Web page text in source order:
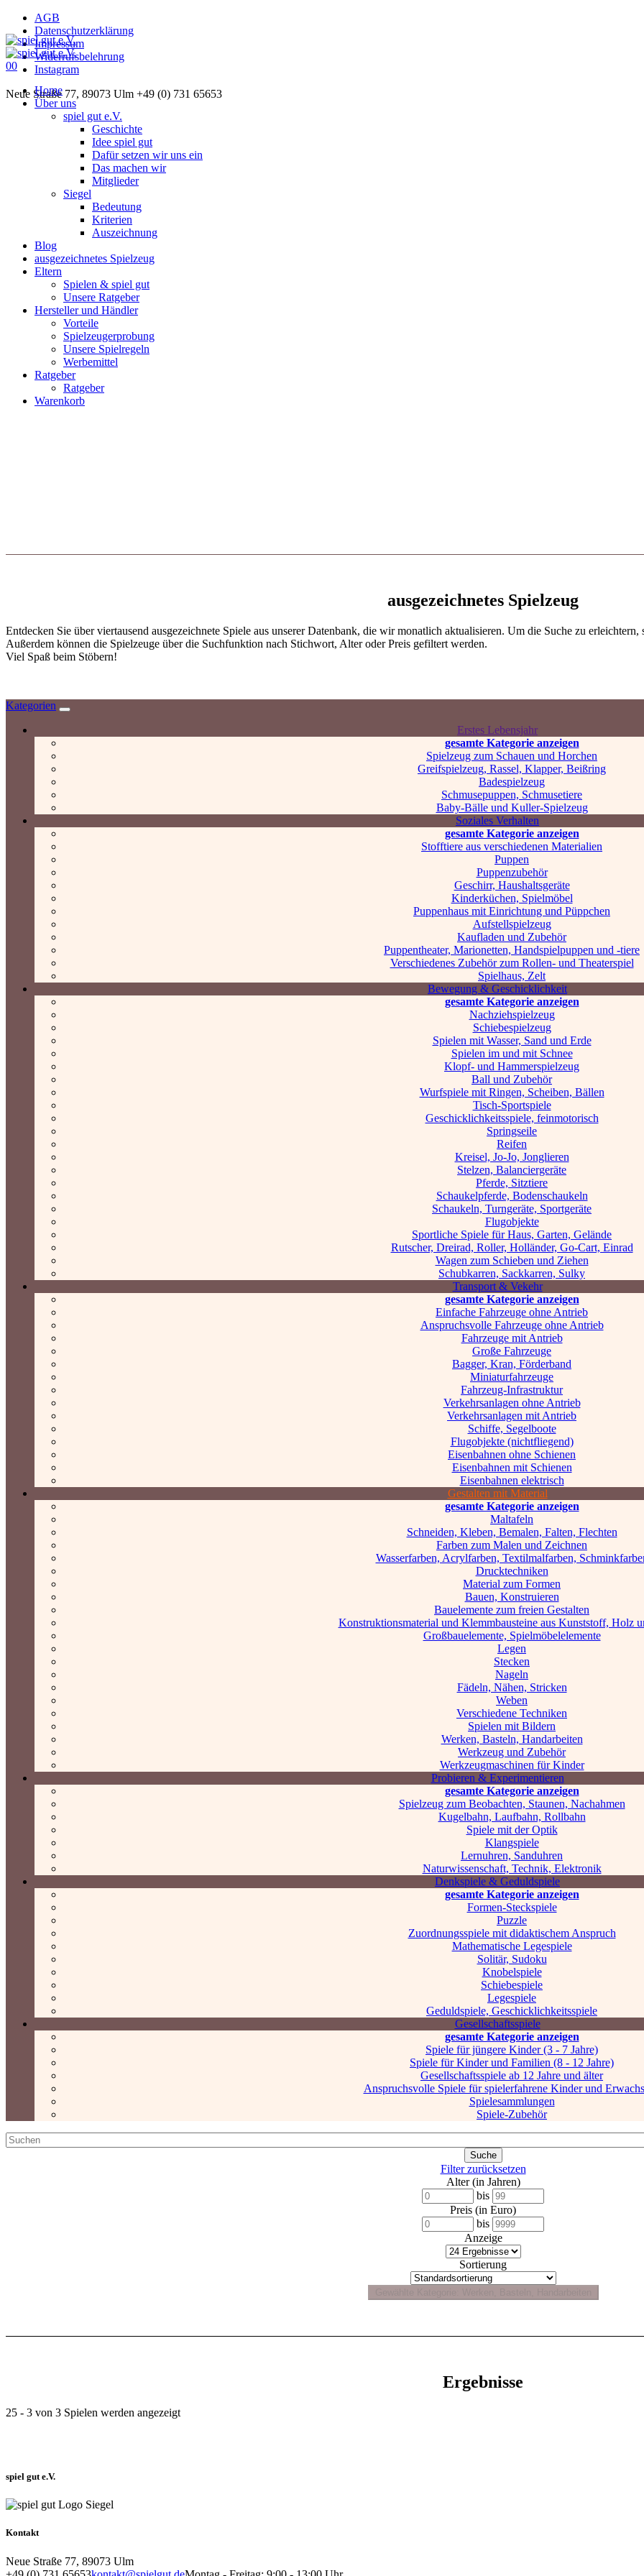
AGB
Datenschutzerklärung
Impressum
Widerrufsbelehrung
Instagram
Neue Straße 77, 89073 Ulm +49 (0) 731 65653
00
Home
Über uns
spiel gut e.V.
Geschichte
Idee spiel gut
Dafür setzen wir uns ein
Das machen wir
Mitglieder
Siegel
Bedeutung
Kriterien
Auszeichnung
Blog
ausgezeichnetes Spielzeug
Eltern
Spielen & spiel gut
Unsere Ratgeber
Hersteller und Händler
Vorteile
Spielzeugerprobung
Unsere Spielregeln
Werbemittel
Ratgeber
Ratgeber
Warenkorb
ausgezeichnetes Spielzeug
Entdecken Sie über viertausend ausgezeichnete Spiele aus unserer Datenbank, die wir monatlich aktualisieren. Um die Suche zu
Außerdem können die Spielzeuge über die Suchfunktion nach Stichwort, Alter oder Preis gefiltert werden.
Viel Spaß beim Stöbern!
Kategorien
Erstes Lebensjahr
gesamte Kategorie anzeigen
Spielzeug zum Schauen und Horchen
Greifspielzeug, Rassel, Klapper, Beißring
Badespielzeug
Schmusepuppen, Schmusetiere
Baby-Bälle und Kuller-Spielzeug
Soziales Verhalten
gesamte Kategorie anzeigen
Stofftiere aus verschiedenen Materialien
Puppen
Puppenzubehör
Geschirr, Haushaltsgeräte
Kinderküchen, Spielmöbel
Puppenhaus mit Einrichtung und Püppchen
Aufstellspielzeug
Kaufladen und Zubehör
Puppentheater, Marionetten, Handspielpuppen und -tiere
Verschiedenes Zubehör zum Rollen- und Theaterspiel
Spielhaus, Zelt
Bewegung & Geschicklichkeit
gesamte Kategorie anzeigen
Nachziehspielzeug
Schiebespielzeug
Spielen mit Wasser, Sand und Erde
Spielen im und mit Schnee
Klopf- und Hammerspielzeug
Ball und Zubehör
Wurfspiele mit Ringen, Scheiben, Bällen
Tisch-Sportspiele
Geschicklichkeitsspiele, feinmotorisch
Springseile
Reifen
Kreisel, Jo-Jo, Jonglieren
Stelzen, Balanciergeräte
Pferde, Sitztiere
Schaukelpferde, Bodenschaukeln
Schaukeln, Turngeräte, Sportgeräte
Flugobjekte
Sportliche Spiele für Haus, Garten, Gelände
Rutscher, Dreirad, Roller, Holländer, Go-Cart, Einrad
Wagen zum Schieben und Ziehen
Schubkarren, Sackkarren, Sulky
Transport & Vekehr
gesamte Kategorie anzeigen
Einfache Fahrzeuge ohne Antrieb
Anspruchsvolle Fahrzeuge ohne Antrieb
Fahrzeuge mit Antrieb
Große Fahrzeuge
Bagger, Kran, Förderband
Miniaturfahrzeuge
Fahrzeug-Infrastruktur
Verkehrsanlagen ohne Antrieb
Verkehrsanlagen mit Antrieb
Schiffe, Segelboote
Flugobjekte (nichtfliegend)
Eisenbahnen ohne Schienen
Eisenbahnen mit Schienen
Eisenbahnen elektrisch
Gestalten mit Material
gesamte Kategorie anzeigen
Maltafeln
Schneiden, Kleben, Bemalen, Falten, Flechten
Farben zum Malen und Zeichnen
Wasserfarben, Acrylfarben, Textilmalfarben,
Drucktechniken
Material zum Formen
Bauen, Konstruieren
Bauelemente zum freien Gestalten
Konstruktionsmaterial und Klemmbausteine aus Kunststoff, Holz
Großbauelemente, Spielmöbelelemente
Legen
Stecken
Nageln
Fädeln, Nähen, Stricken
Weben
Verschiedene Techniken
Spielen mit Bildern
Werken, Basteln, Handarbeiten
Werkzeug und Zubehör
Werkzeugmaschinen für Kinder
Probieren & Experimentieren
gesamte Kategorie anzeigen
Spielzeug zum Beobachten, Staunen, Nachahmen
Kugelbahn, Laufbahn, Rollbahn
Spiele mit der Optik
Klangspiele
Lernuhren, Sanduhren
Naturwissenschaft, Technik, Elektronik
Denkspiele & Geduldspiele
gesamte Kategorie anzeigen
Formen-Steckspiele
Puzzle
Zuordnungsspiele mit didaktischem Anspruch
Mathematische Legespiele
Solitär, Sudoku
Knobelspiele
Schiebespiele
Legespiele
Geduldspiele, Geschicklichkeitsspiele
Gesellschaftsspiele
gesamte Kategorie anzeigen
Spiele für jüngere Kinder (3 - 7 Jahre)
Spiele für Kinder und Familien (8 - 12 Jahre)
Gesellschaftsspiele ab 12 Jahre und älter
Anspruchsvolle Spiele für spielerfahrene Kinder und
Spielesammlungen
Spiele-Zubehör
Filter zurücksetzen
Alter (in Jahren)
bis
Preis (in Euro)
bis
Anzeige
Sortierung
Ergebnisse
25 - 3 von 3 Spielen werden angezeigt
spiel gut e.V.
Kontakt
Neue Straße 77, 89073 Ulm